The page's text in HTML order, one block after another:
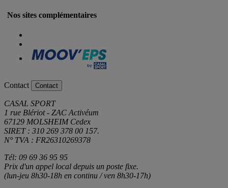
Nos sites complémentaires
Contact Contact
CASAL SPORT
1 rue Blériot - ZAC Activéum
67129 MOLSHEIM Cedex
SIRET : 310 269 378 00 157.
N° TVA : FR26310269378
Tél: 09 69 36 95 95
Prix d'un appel local depuis un poste fixe.
(lun-jeu 8h30-18h en continu / ven 8h30-17h)